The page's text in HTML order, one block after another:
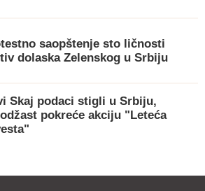
saopštenje sto ličnosti
dolaska Zelenskog u Srbiju
Skaj podaci stigli u Srbiju,
pokreće akciju "Leteća